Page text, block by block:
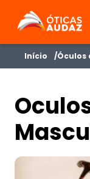
ÓTICAS AUDAZ
Início Óculos